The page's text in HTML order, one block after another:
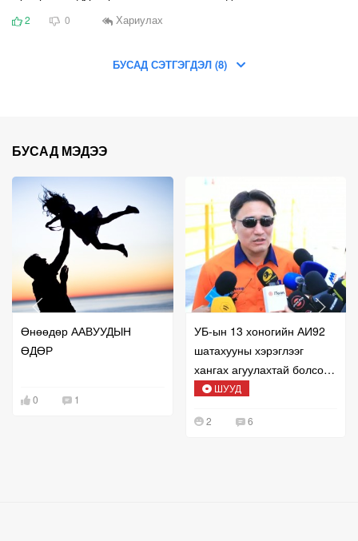
2 0 Хариулах
БУСАД СЭТГЭГДЭЛ (8)
БУСАД МЭДЭЭ
Өнөөдөр ААВУУДЫН
ӨДӨР
0 1
УБ-ын 13 хоногийн АИ92
шатахууны хэрэглээг
хангах агуулахтай болсон
талаар мэдээлж байна
ШУУД
2 6